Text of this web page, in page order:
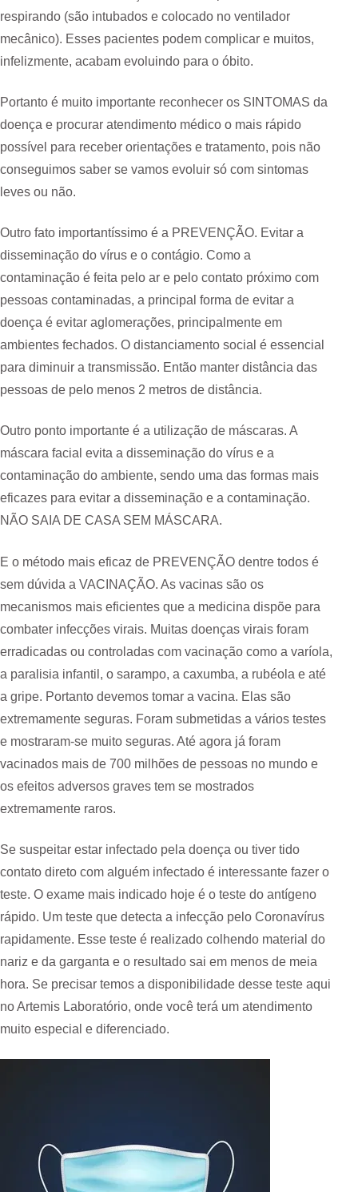
respirando (são intubados e colocado no ventilador
mecânico). Esses pacientes podem complicar e muitos,
infelizmente, acabam evoluindo para o óbito.
Portanto é muito importante reconhecer os SINTOMAS da
doença e procurar atendimento médico o mais rápido
possível para receber orientações e tratamento, pois não
conseguimos saber se vamos evoluir só com sintomas
leves ou não.
Outro fato importantíssimo é a PREVENÇÃO. Evitar a
disseminação do vírus e o contágio. Como a
contaminação é feita pelo ar e pelo contato próximo com
pessoas contaminadas, a principal forma de evitar a
doença é evitar aglomerações, principalmente em
ambientes fechados. O distanciamento social é essencial
para diminuir a transmissão. Então manter distância das
pessoas de pelo menos 2 metros de distância.
Outro ponto importante é a utilização de máscaras. A
máscara facial evita a disseminação do vírus e a
contaminação do ambiente, sendo uma das formas mais
eficazes para evitar a disseminação e a contaminação.
NÃO SAIA DE CASA SEM MÁSCARA.
E o método mais eficaz de PREVENÇÃO dentre todos é
sem dúvida a VACINAÇÃO. As vacinas são os
mecanismos mais eficientes que a medicina dispõe para
combater infecções virais. Muitas doenças virais foram
erradicadas ou controladas com vacinação como a varíola,
a paralisia infantil, o sarampo, a caxumba, a rubéola e até
a gripe. Portanto devemos tomar a vacina. Elas são
extremamente seguras. Foram submetidas a vários testes
e mostraram-se muito seguras. Até agora já foram
vacinados mais de 700 milhões de pessoas no mundo e
os efeitos adversos graves tem se mostrados
extremamente raros.
Se suspeitar estar infectado pela doença ou tiver tido
contato direto com alguém infectado é interessante fazer o
teste. O exame mais indicado hoje é o teste do antígeno
rápido. Um teste que detecta a infecção pelo Coronavírus
rapidamente. Esse teste é realizado colhendo material do
nariz e da garganta e o resultado sai em menos de meia
hora. Se precisar temos a disponibilidade desse teste aqui
no Artemis Laboratório, onde você terá um atendimento
muito especial e diferenciado.